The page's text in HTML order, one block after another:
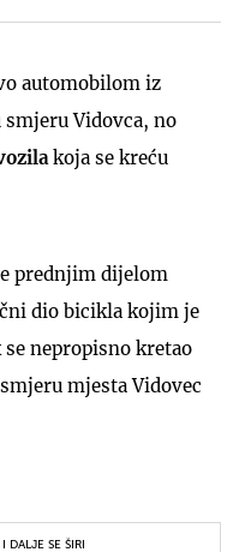
automobilom iz
Vidovca, no
koja se kreću
prednjim dijelom
dio bicikla kojim je
nepropisno kretao
mjesta Vidovec
SE ŠIRI